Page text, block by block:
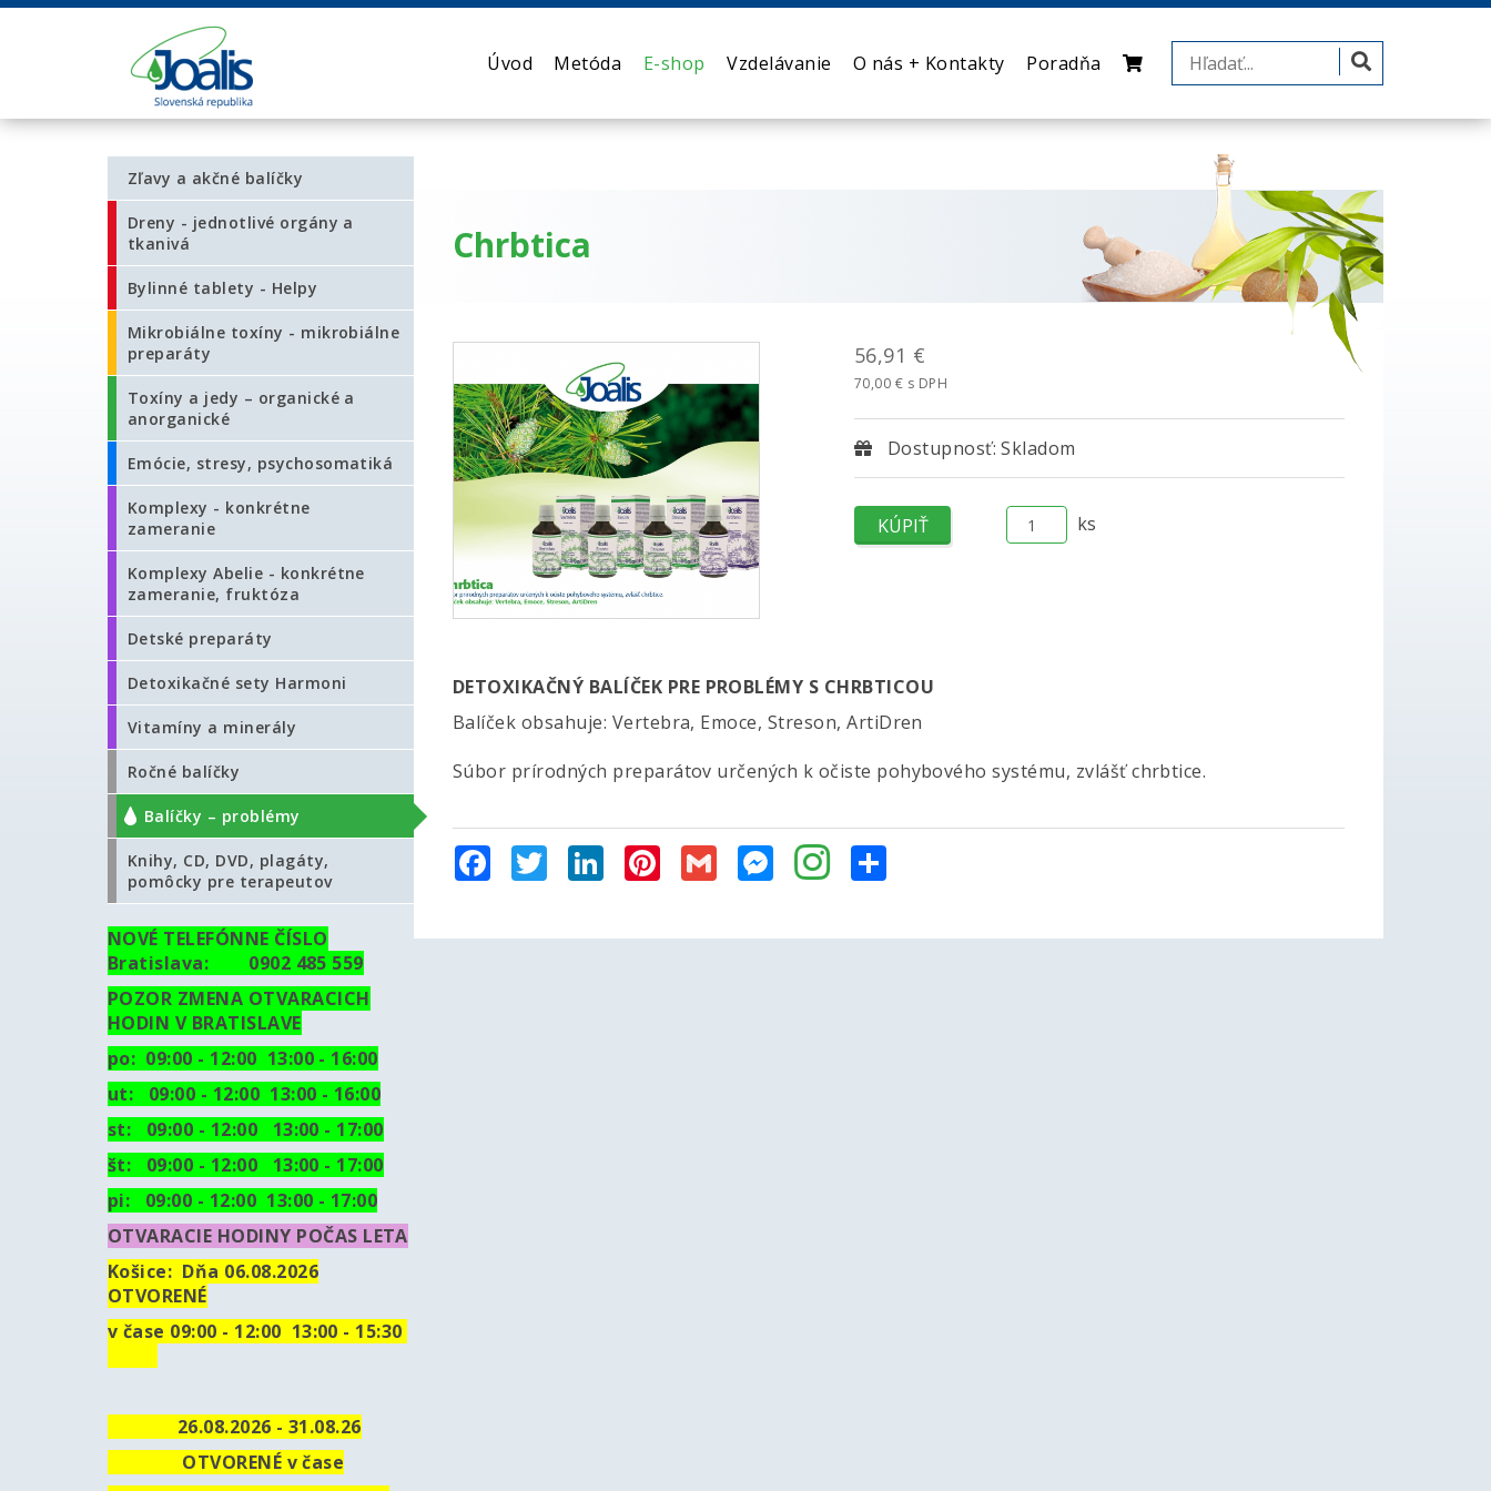
Úvod Metóda E-shop Vzdelávanie O nás + Kontakty Poradňa
Chrbtica
56,91 €
70,00 € s DPH
Dostupnosť: Skladom
ks
DETOXIKAČNÝ BALÍČEK PRE PROBLÉMY S CHRBTICOU
Balíček obsahuje: Vertebra, Emoce, Streson, ArtiDren
Súbor prírodných preparátov určených k očiste pohybového systému, zvlášť chrbtice.
FacebookTwitterLinkedInPinterest
Gmail Messenger
Zľavy a akčné balíčky
Dreny - jednotlivé orgány a
tkanivá
Bylinné tablety - Helpy
Mikrobiálne toxíny - mikrobiálne
preparáty
Toxíny a jedy – organické a
anorganické
Emócie, stresy, psychosomatiká
Komplexy - konkrétne
zameranie
Komplexy Abelie - konkrétne
zameranie, fruktóza
Detské preparáty
Detoxikačné sety Harmoni
Vitamíny a minerály
Ročné balíčky
Balíčky – problémy
Knihy, CD, DVD, plagáty,
pomôcky pre terapeutov
NOVÉ TELEFÓNNE ČÍSLO
Bratislava: 0902 485 559
POZOR ZMENA OTVARACICH
HODIN V BRATISLAVE
po: 09:00 - 12:00 13:00 - 16:00
ut: 09:00 - 12:00 13:00 - 16:00
st: 09:00 - 12:00 13:00 - 17:00
št: 09:00 - 12:00 13:00 - 17:00
pi: 09:00 - 12:00 13:00 - 17:00
OTVARACIE HODINY POČAS LETA
Košice: Dňa 06.08.2026
OTVORENÉ
v čase 09:00 - 12:00 13:00 - 15:30
26.08.2026 - 31.08.26
OTVORENÉ v čase